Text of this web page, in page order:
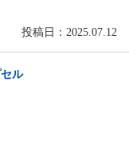
投稿日：2025.07.12
ル